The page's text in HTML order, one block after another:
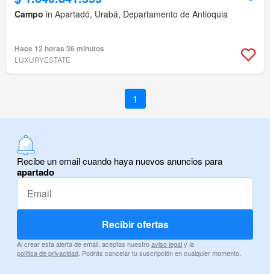
Campo in Apartadó, Urabá, Departamento de Antioquia
Hace 12 horas 36 minutos
LUXURYESTATE
1
Recibe un email cuando haya nuevos anuncios para
apartado
Recibir ofertas
Al crear esta alerta de email, aceptas nuestroaviso legaly la
política de privacidad . Podrás cancelar tu suscripción en cualquier momento.